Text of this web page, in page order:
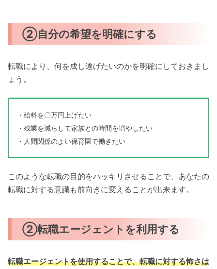
②自分の希望を明確にする
転職により、何を成し遂げたいのかを明確にしておきまし
ょう。
・給料を〇万円上げたい
・残業を減らして家族との時間を増やしたい
・人間関係のよい保育園で働きたい
このような転職の目的をハッキリさせることで、あなたの
転職に対する意識も前向きに変えることが出来ます。
②転職エージェントを利用する
転職エージェントを使用することで、転職に対する怖さは